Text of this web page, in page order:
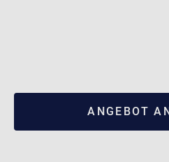
ANGEBOT